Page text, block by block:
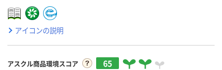
アイコンの説明
アスクル商品環境スコア 65